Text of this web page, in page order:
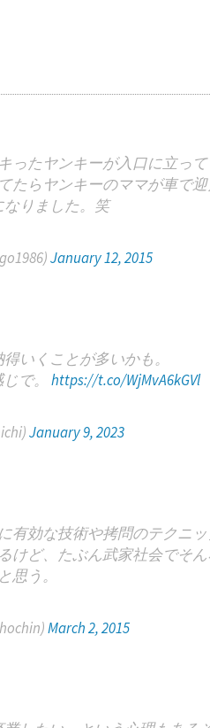
ったヤンキーが入口に立っ
たらヤンキーのママが車で
りました。笑
January 12, 2015
いくことが多いかも。
じで。https://t.co/WjMvA6kGVl
January 9, 2023
効な技術や拷問のテクニッ
けど、たぶん武家社会でそ
思う。
March 2, 2015